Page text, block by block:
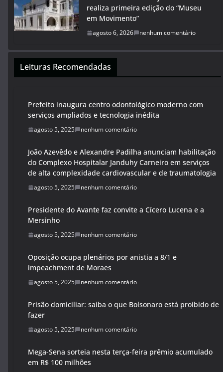
realiza primeira edição do “Museu
em Movimento”
agosto 6, 2026 nenhum comentário
Leituras Recomendadas
Prefeito inaugura centro odontológico moderno com
serviços ampliados e tecnologia inédita
agosto 5, 2025 nenhum comentário
João Azevêdo e Alexandre Padilha anunciam habilitação
do Complexo Hospitalar Janduhy Carneiro em serviços
de alta complexidade cardiovascular e de traumatologia
agosto 5, 2025 nenhum comentário
Presidente do Avante faz convite a Cícero Lucena e a
Mersinho
agosto 5, 2025 nenhum comentário
Oposição ocupa plenários por anistia a 8/1 e
impeachment de Moraes
agosto 5, 2025 nenhum comentário
Prisão domiciliar: saiba o que Bolsonaro está proibido de
fazer
agosto 5, 2025 nenhum comentário
Mega-Sena sorteia nesta terça-feira prêmio acumulado
em R$ 100 milhões